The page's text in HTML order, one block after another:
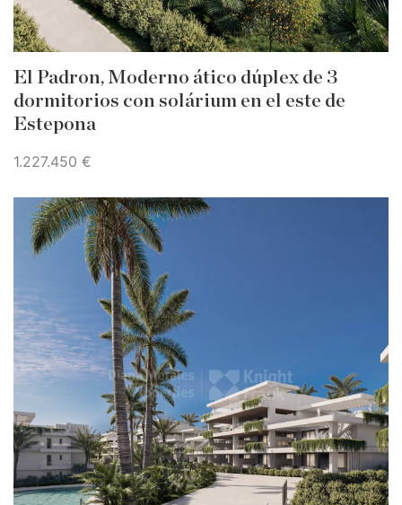
El Padron, Moderno ático dúplex de 3
dormitorios con solárium en el este de
Estepona
1.227.450 €